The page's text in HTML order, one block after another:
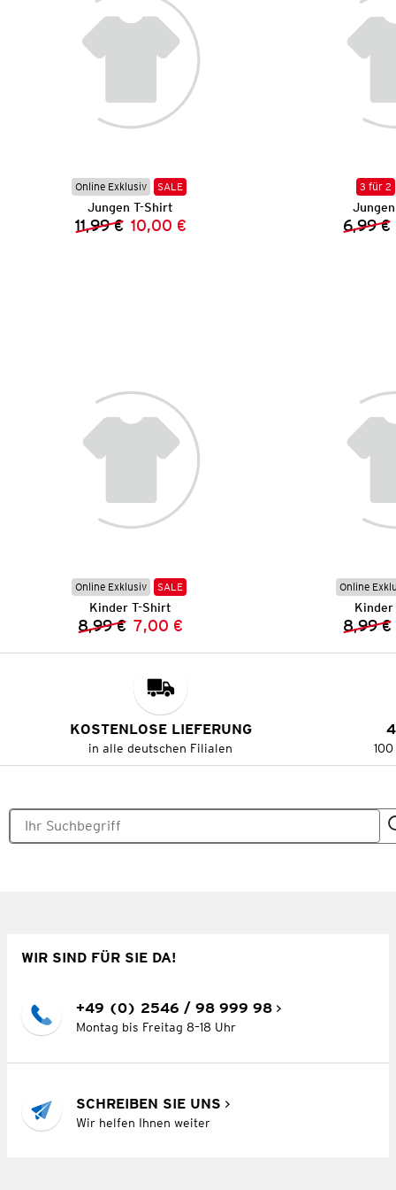
Online Exklusiv SALE
Jungen T-Shirt
Vorheriger Preis:
11,99 € Neuer Preis:
10,00 €
3 für 2
6,99 €
Online Exklusiv SALE
Kinder T-Shirt
Vorheriger Preis:
8,99 € Neuer Preis:
7,00 €
Online
8,99 €
KOSTENLOSE LIEFERUNG
in alle deutschen Filialen
WIR SIND FÜR SIE DA!
+49 (0) 2546 / 98 999 98
Montag bis Freitag 8–18 Uhr
SCHREIBEN SIE UNS
Wir helfen Ihnen weiter